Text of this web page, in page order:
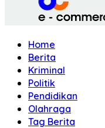
Home
Berita
Kriminal
Politik
Pendidikan
Olahraga
Tag Berita